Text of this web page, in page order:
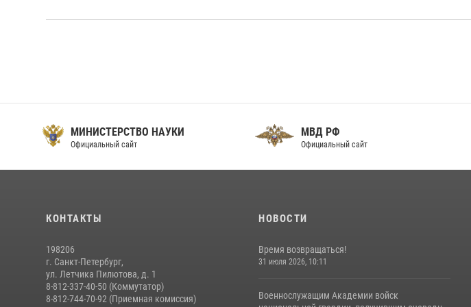
МИНИСТЕРСТВО НАУКИ
Официальный сайт
МВД РФ
Официальный сайт
КОНТАКТЫ
198206
г. Санкт-Петербург,
ул. Летчика Пилютова, д. 1
8-812-337-40-50 (Коммутатор)
8-812-744-70-92 (Приемная комиссия)
НОВОСТИ
Время возвращаться!
31 июля 2026, 10:11
Военнослужащим Академии войск